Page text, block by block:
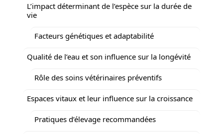
L’impact déterminant de l’espèce sur la durée de
vie
Facteurs génétiques et adaptabilité
Qualité de l’eau et son influence sur la longévité
Rôle des soins vétérinaires préventifs
Espaces vitaux et leur influence sur la croissance
Pratiques d’élevage recommandées